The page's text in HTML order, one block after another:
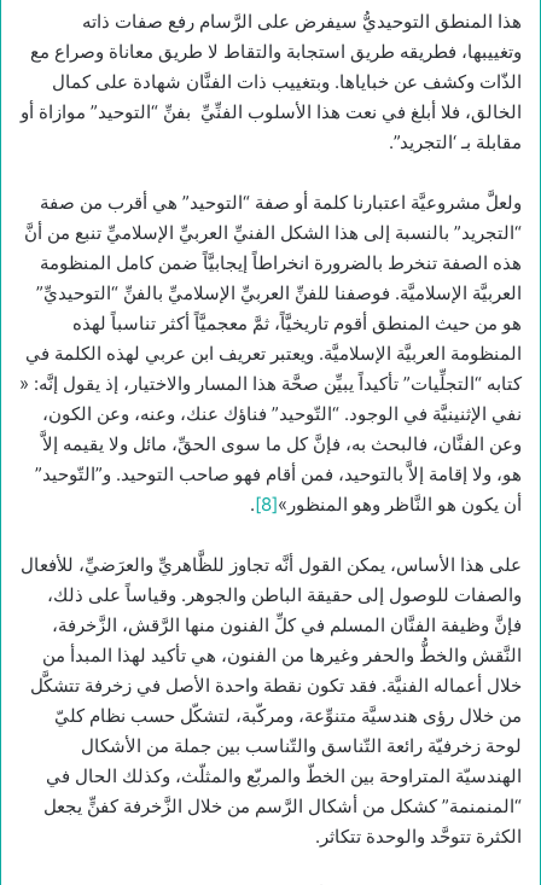
هذا المنطق التوحيديُّ سيفرض على الرَّسام رفع صفات ذاته
وتغييبها، فطريقه طريق استجابة والتقاط لا طريق معاناة وصراع مع
الذّات وكشف عن خباياها. وبتغييب ذات الفنَّان شهادة على كمال
الخالق، فلا أبلغ في نعت هذا الأسلوب الفنِّيِّ بفنِّ “التوحيد” موازاة أو
مقابلة بـ ‘التجريد”.
ولعلَّ مشروعيَّة اعتبارنا كلمة أو صفة “التوحيد” هي أقرب من صفة
“التجريد” بالنسبة إلى هذا الشكل الفنيِّ العربيِّ الإسلاميِّ تنبع من أنَّ
هذه الصفة تنخرط بالضرورة انخراطاً إيجابيَّاً ضمن كامل المنظومة
العربيَّة الإسلاميَّة. فوصفنا للفنِّ العربيِّ الإسلاميِّ بالفنِّ “التوحيديِّ”
هو من حيث المنطق أقوم تاريخيَّاً، ثمَّ معجميَّاً أكثر تناسباً لهذه
المنظومة العربيَّة الإسلاميَّة. ويعتبر تعريف ابن عربي لهذه الكلمة في
كتابه “التجلِّيات” تأكيداً يبيِّن صحَّة هذا المسار والاختيار، إذ يقول إنَّه: «
نفي الإثنينيَّة في الوجود. “التّوحيد” فناؤك عنك، وعنه، وعن الكون،
وعن الفنَّان، فالبحث به، فإنَّ كل ما سوى الحقِّ، مائل ولا يقيمه إلاَّ
هو، ولا إقامة إلاَّ بالتوحيد، فمن أقام فهو صاحب التوحيد. و”التّوحيد”
أن يكون هو النَّاظر وهو المنظور»[8]
.
على هذا الأساس، يمكن القول أنَّه تجاوز للظَّاهريِّ والعرَضيِّ، للأفعال
والصفات للوصول إلى حقيقة الباطن والجوهر. وقياساً على ذلك،
فإنَّ وظيفة الفنَّان المسلم في كلِّ الفنون منها الرَّقش، الزَّخرفة،
النَّقش والخطُّ والحفر وغيرها من الفنون، هي تأكيد لهذا المبدأ من
خلال أعماله الفنيَّة. فقد تكون نقطة واحدة الأصل في زخرفة تتشكَّل
من خلال رؤى هندسيَّة متنوِّعة، ومركّبة، لتشكّل حسب نظام كليّ
لوحة زخرفيّة رائعة التّناسق والتّناسب بين جملة من الأشكال
الهندسيّة المتراوحة بين الخطّ والمربّع والمثلّث، وكذلك الحال في
“المنمنمة” كشكل من أشكال الرَّسم من خلال الزَّخرفة كفنٍّ يجعل
الكثرة تتوحَّد والوحدة تتكاثر.